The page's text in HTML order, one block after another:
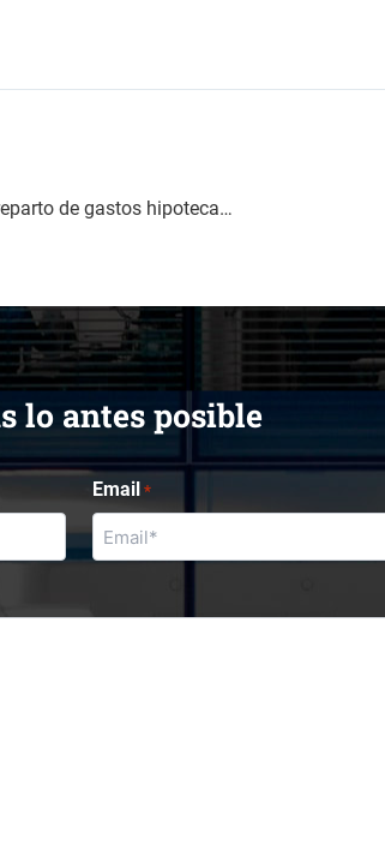
Caso de éxito: nulidad de cláusula suelo y reparto de gastos hipotecarios entre banco y cliente
lo antes posible
Email *